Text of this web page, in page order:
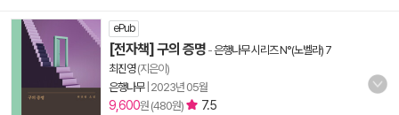
ePub
[전자책] 구의 증명 -은행나무 시리즈 N°(노벨라) 7
최진영(지은이)
은행나무| 2023년 05월
9,600원 (480원) 7.5